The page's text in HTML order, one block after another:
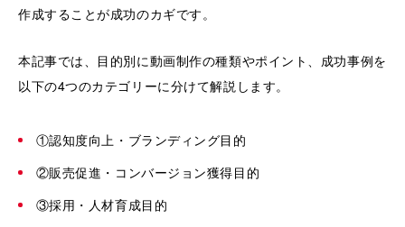
作成することが成功のカギです。
本記事では、目的別に動画制作の種類やポイント、成功事例を
以下の4つのカテゴリーに分けて解説します。
①認知度向上・ブランディング目的
②販売促進・コンバージョン獲得目的
③採用・人材育成目的